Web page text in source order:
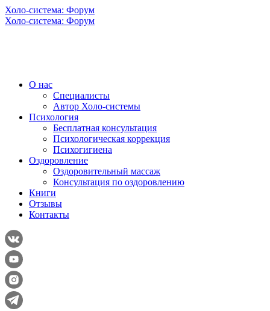
Холо-система: Форум
Холо-система: Форум
О нас
Специалисты
Автор Холо-системы
Психология
Бесплатная консультация
Психологическая коррекция
Психогигиена
Оздоровление
Оздоровительный массаж
Консультация по оздоровлению
Книги
Отзывы
Контакты